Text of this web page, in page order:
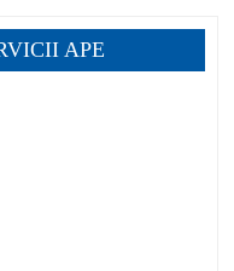
APE